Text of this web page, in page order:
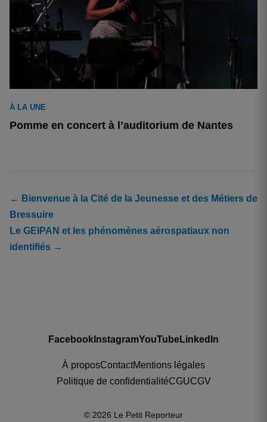
À LA UNE
Pomme en concert à l’auditorium de Nantes
← Bienvenue à la Cité de la Jeunesse et des Métiers de
Bressuire
Le GEIPAN et les phénomènes aérospatiaux non
identifiés →
Facebook InstagramYouTubeLinkedIn
À proposContactMentions légales
Politique de confidentialitéCGUCGV
© 2026 Le Petit Reporteur